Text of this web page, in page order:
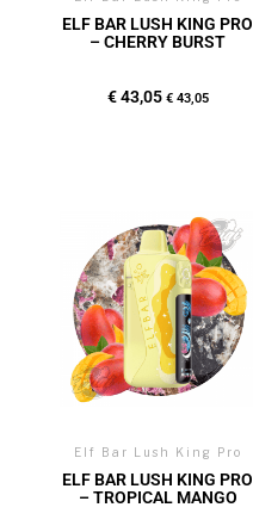
ELF BAR LUSH KING PRO
– CHERRY BURST
€43,05 €43,05
Elf Bar Lush King Pro
ELF BAR LUSH KING PRO
– TROPICAL MANGO